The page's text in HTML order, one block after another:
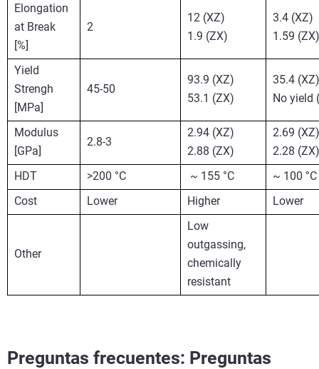
Elongation
at Break
[%]
2
12 (XZ)
1.9 (ZX)
3.4 (XZ)
1.59 (ZX)
Strengh
[MPa]
45-50
93.9 (XZ)
53.1 (ZX)
35.4 (XZ)
No yield
Modulus
[GPa]
2.8-3
2.94 (XZ)
2.88 (ZX)
2.69 (XZ)
2.28 (ZX)
HDT
>200 °C ~ 155 °C
~ 100 °C
Cost
Lower Higher Lower
Other
Low
outgassing,
chemically
resistant
Preguntas frecuentes: Preguntas